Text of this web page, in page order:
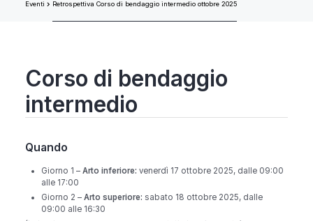
Eventi Retrospettiva Corso di bendaggio intermedio ottobre 2025
Corso di bendaggio
intermedio
Quando
Giorno 1 –Arto inferiore: venerdì 17 ottobre 2025, dalle 09:00
alle 17:00
Giorno 2 – Arto superiore: sabato 18 ottobre 2025, dalle
09:00 alle 16:30